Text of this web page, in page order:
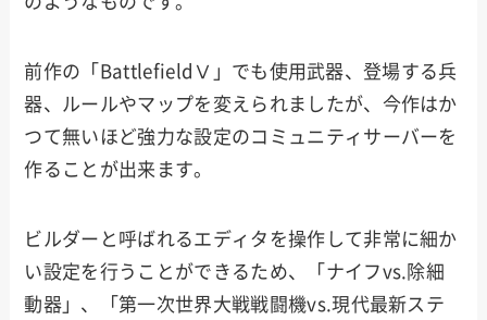
前作の「BattlefieldⅤ」でも使用武器、登場する兵
器、ルールやマップを変えられましたが、今作はか
つて無いほど強力な設定のコミュニティサーバーを
作ることが出来ます。
ビルダーと呼ばれるエディタを操作して非常に細か
い設定を行うことができるため、「ナイフvs.除細
動器」、「第一次世界大戦戦闘機vs.現代最新ステ